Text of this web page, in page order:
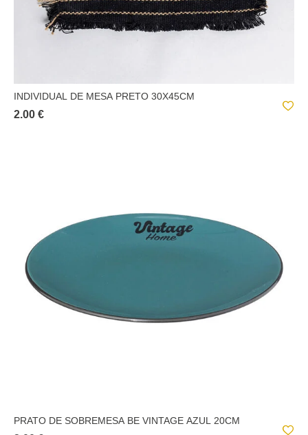
INDIVIDUAL DE MESA PRETO 30X45CM
2.00 €
PRATO DE SOBREMESA BE VINTAGE AZUL 20CM